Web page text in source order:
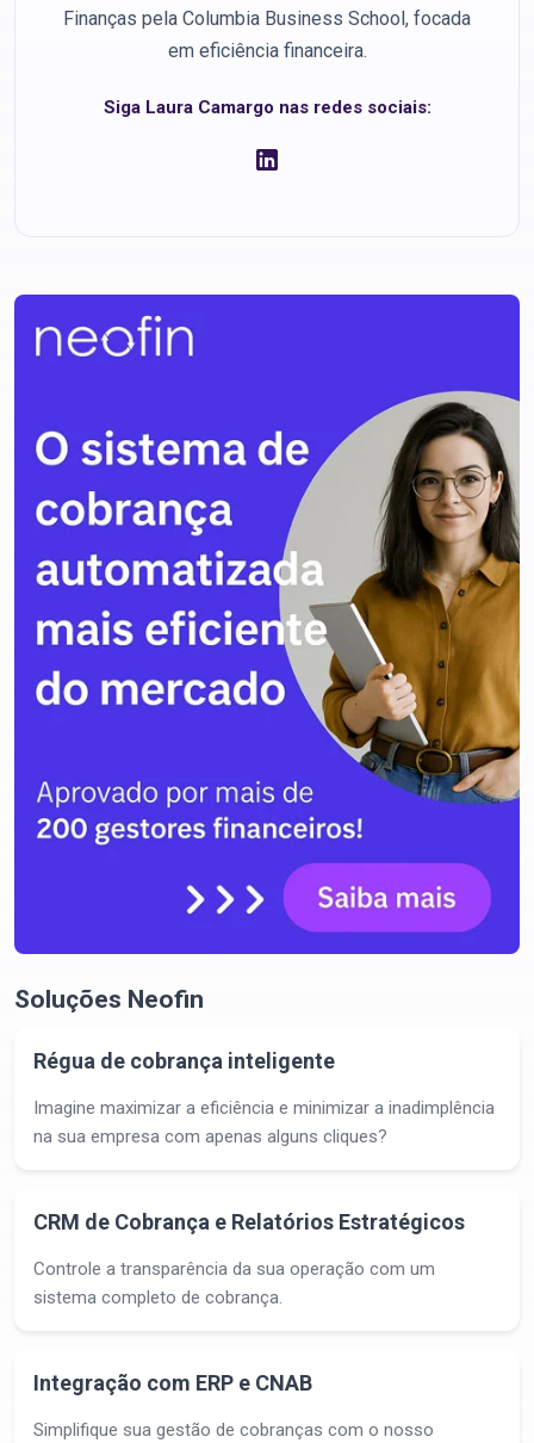
Finanças pela Columbia Business School, focada
em eficiência financeira.
Siga Laura Camargo nas redes sociais:
Soluções Neofin
Régua de cobrança inteligente
Imagine maximizar a eficiência e minimizar a inadimplência
na sua empresa com apenas alguns cliques?
CRM de Cobrança e Relatórios Estratégicos
Controle a transparência da sua operação com um
sistema completo de cobrança.
Integração com ERP e CNAB
Simplifique sua gestão de cobranças com o nosso